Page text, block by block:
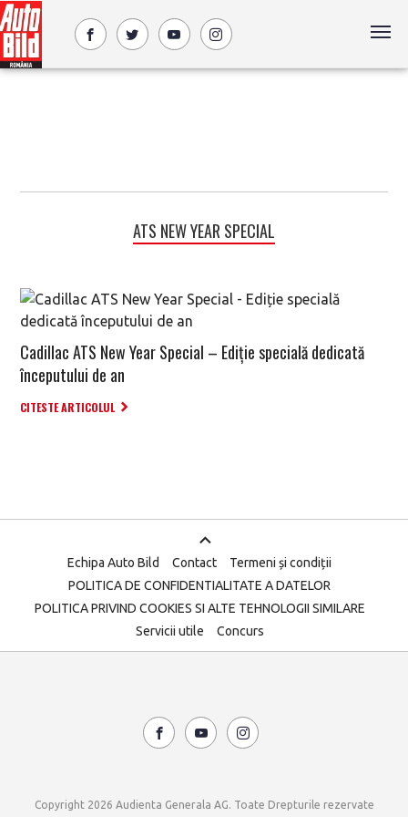
ATS NEW YEAR SPECIAL
Cadillac ATS New Year Special – Ediție specială dedicată
începutului de an
CITESTE ARTICOLUL
Echipa Auto Bild Contact
Termeni și condiții
POLITICA DE CONFIDENTIALITATE A DATELOR
POLITICA PRIVIND COOKIES SI ALTE TEHNOLOGII SIMILARE
Servicii utile
Concurs
Copyright 2026 Audienta Generala AG. Toate Drepturile rezervate